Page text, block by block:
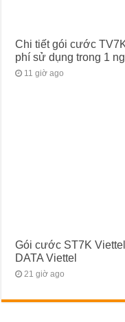
Chi tiết gói cước
phí sử dụng trong 1
11 giờ ago
Gói cước ST7K
DATA Viettel
21 giờ ago